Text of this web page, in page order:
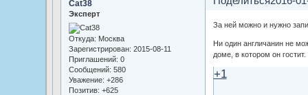
Cat38
Эксперт
Откуда: Москва
Зарегистрирован: 2015-08-11
Приглашений: 0
Сообщений: 580
Уважение: +286
Позитив: +625
За ней можно и нужно
Ни один англичанин не
доме, в котором он гостит.
+1